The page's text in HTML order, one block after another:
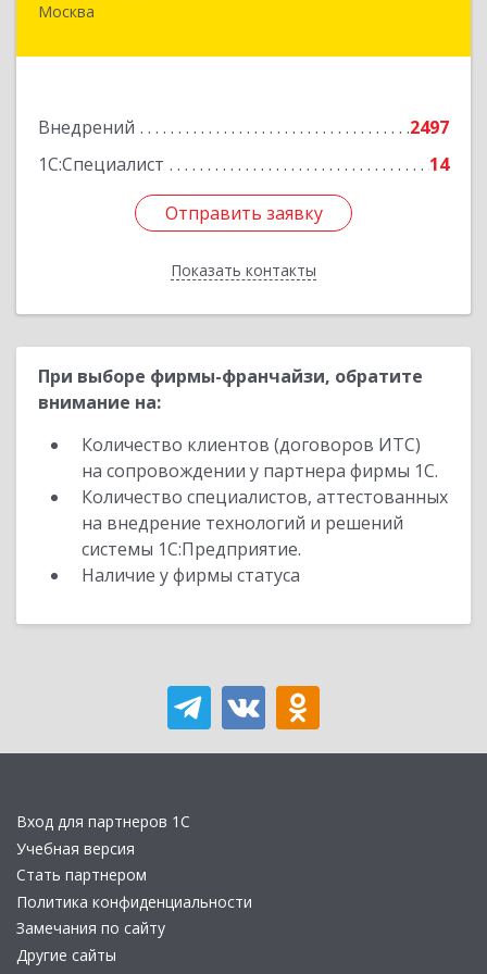
Москва
Внедрений
2497
1С:Специалист
14
Отправить заявку
Показать контакты
125212, Москва г, вн.тер.г. муниципальный
Отправить заявку
Назад
При выборе фирмы-франчайзи, обратите
внимание на:
Количество клиентов (договоров ИТС)
на сопровождении у партнера фирмы 1С.
Количество специалистов, аттестованных
на внедрение технологий и решений
системы 1С:Предприятие.
Наличие у фирмы статуса
Вход для партнеров 1С
Учебная версия
Стать партнером
Политика конфиденциальности
Замечания по сайту
Другие сайты